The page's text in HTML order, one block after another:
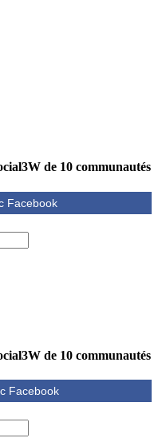
de 10 communautés
de 10 communautés